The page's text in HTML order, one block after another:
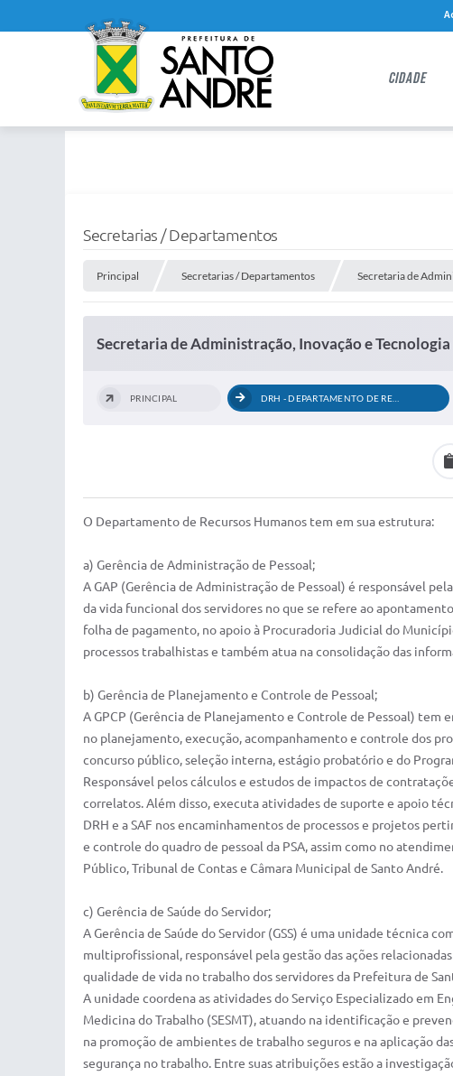
CIDADE
Secretarias / Departamentos
Principal Secretarias / Departamentos Secretaria de
Secretaria de Administração, Inovação e Tecnologia
PRINCIPAL DRH - DEPARTAMENTO DE RECURSOS HUMANOS
O ​Departamento de Recursos Humanos tem em sua estrutura:
a) Gerência de Administração de Pessoal;
A GAP (Gerência de Administração de Pessoal) é responsável
da vida funcional dos servidores no que se refere ao
folha de pagamento, no apoio à Procuradoria Judicial do
processos trabalhistas e também atua na consolidação das
b) Gerência de Planejamento e Controle de Pessoal;
A GPCP (Gerência de Planejamento e Controle de Pessoal) tem
no planejamento, execução, acompanhamento e controle dos
concurso público, seleção interna, estágio probatório e do
Responsável pelos cálculos e estudos de impactos de
correlatos. Além disso, executa atividades de suporte e apoio
DRH e a SAF nos encaminhamentos de processos e projetos
e controle do quadro de pessoal da PSA, assim como no
Público, Tribunal de Contas e Câmara Municipal de Santo André.
c) Gerência de Saúde do Servidor;
A Gerência de Saúde do Servidor (GSS) é uma unidade técnica
multiprofissional, responsável pela gestão das ações
qualidade de vida no trabalho dos servidores da Prefeitura de
A unidade coordena as atividades do Serviço Especializado em
Medicina do Trabalho (SESMT), atuando na identificação e
na promoção de ambientes de trabalho seguros e na aplicação
segurança no trabalho. Entre suas atribuições estão a